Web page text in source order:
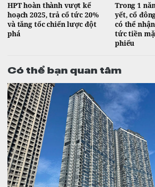
HPT hoàn thành vượt kế
hoạch 2025, trả cổ tức 20%
và tăng tốc chiến lược đột
phá
Trong 1
yết, cổ
có thể
tức tiền
phiếu
Có thể bạn quan tâm